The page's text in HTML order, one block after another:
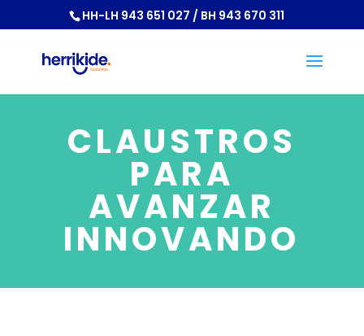
HH-LH 943 651 027 / BH 943 670 311
CLAUSTROS
PARA
AVANZAR
INNOVANDO